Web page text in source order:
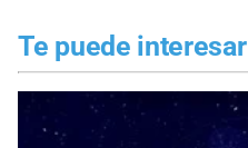
Te puede interesar